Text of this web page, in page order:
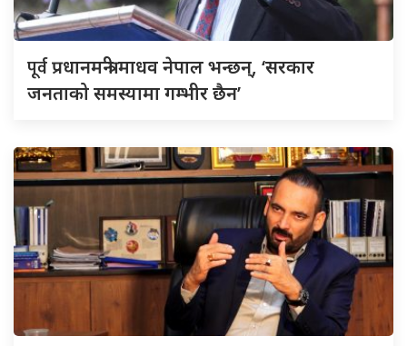
पूर्वप्रधानमन्त्री माधव नेपाल भन्छन्, ‘सरकार
जनताको समस्यामा गम्भीर छैन’